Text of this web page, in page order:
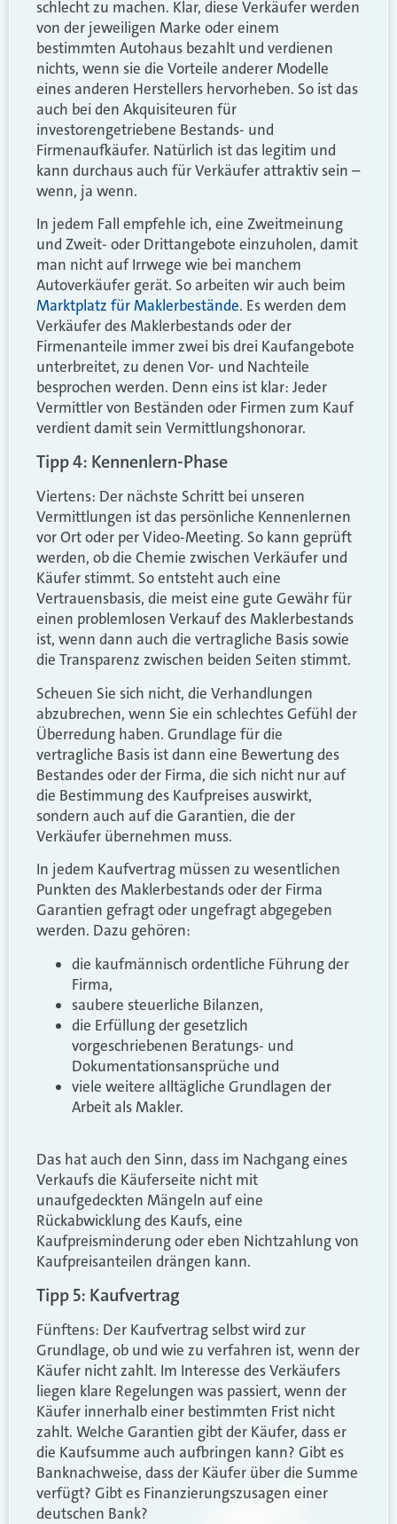
schlecht zu machen. Klar, diese Verkäufer werden
von der jeweiligen Marke oder einem
bestimmten Autohaus bezahlt und verdienen
nichts, wenn sie die Vorteile anderer Modelle
eines anderen Herstellers hervorheben. So ist das
auch bei den Akquisiteuren für
investorengetriebene Bestands- und
Firmenaufkäufer. Natürlich ist das legitim und
kann durchaus auch für Verkäufer attraktiv sein –
wenn, ja wenn.
In jedem Fall empfehle ich, eine Zweitmeinung
und Zweit- oder Drittangebote einzuholen, damit
man nicht auf Irrwege wie bei manchem
Autoverkäufer gerät. So arbeiten wir auch beim
Marktplatz für Maklerbestände. Es werden dem
Verkäufer des Maklerbestands oder der
Firmenanteile immer zwei bis drei Kaufangebote
unterbreitet, zu denen Vor- und Nachteile
besprochen werden. Denn eins ist klar: Jeder
Vermittler von Beständen oder Firmen zum Kauf
verdient damit sein Vermittlungshonorar.
Tipp 4: Kennenlern-Phase
Viertens: Der nächste Schritt bei unseren
Vermittlungen ist das persönliche Kennenlernen
vor Ort oder per Video-Meeting. So kann geprüft
werden, ob die Chemie zwischen Verkäufer und
Käufer stimmt. So entsteht auch eine
Vertrauensbasis, die meist eine gute Gewähr für
einen problemlosen Verkauf des Maklerbestands
ist, wenn dann auch die vertragliche Basis sowie
die Transparenz zwischen beiden Seiten stimmt.
Scheuen Sie sich nicht, die Verhandlungen
abzubrechen, wenn Sie ein schlechtes Gefühl der
Überredung haben. Grundlage für die
vertragliche Basis ist dann eine Bewertung des
Bestandes oder der Firma, die sich nicht nur auf
die Bestimmung des Kaufpreises auswirkt,
sondern auch auf die Garantien, die der
Verkäufer übernehmen muss.
In jedem Kaufvertrag müssen zu wesentlichen
Punkten des Maklerbestands oder der Firma
Garantien gefragt oder ungefragt abgegeben
werden. Dazu gehören:
die kaufmännisch ordentliche Führung der
Firma,
saubere steuerliche Bilanzen,
die Erfüllung der gesetzlich
vorgeschriebenen Beratungs- und
Dokumentationsansprüche und
viele weitere alltägliche Grundlagen der
Arbeit als Makler.
Das hat auch den Sinn, dass im Nachgang eines
Verkaufs die Käuferseite nicht mit
unaufgedeckten Mängeln auf eine
Rückabwicklung des Kaufs, eine
Kaufpreisminderung oder eben Nichtzahlung von
Kaufpreisanteilen drängen kann.
Tipp 5: Kaufvertrag
Fünftens: Der Kaufvertrag selbst wird zur
Grundlage, ob und wie zu verfahren ist, wenn der
Käufer nicht zahlt. Im Interesse des Verkäufers
liegen klare Regelungen was passiert, wenn der
Käufer innerhalb einer bestimmten Frist nicht
zahlt. Welche Garantien gibt der Käufer, dass er
die Kaufsumme auch aufbringen kann? Gibt es
Banknachweise, dass der Käufer über die Summe
verfügt? Gibt es Finanzierungszusagen einer
deutschen Bank?